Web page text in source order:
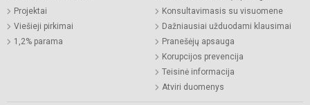
Projektai
Viešieji pirkimai
1,2% parama
Konsultavimasis su visuomene
Dažniausiai užduodami klausimai
Pranešėjų apsauga
Korupcijos prevencija
Teisinė informacija
Atviri duomenys